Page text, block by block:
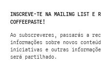
INSCREVE-TE NA MAILING LIST E
COFFEEPASTE!
Ao subscreveres, passarás a
informações sobre novos
iniciativas e outras
será partilhado.